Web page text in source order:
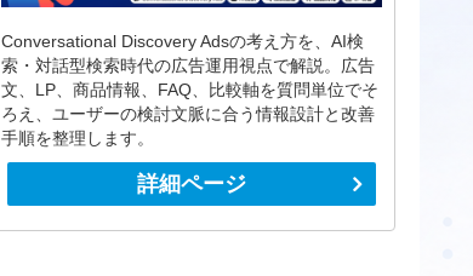
Conversational Discovery Adsの考え方を、AI検
索・対話型検索時代の広告運用視点で解説。広告
文、LP、商品情報、FAQ、比較軸を質問単位でそ
ろえ、ユーザーの検討文脈に合う情報設計と改善
手順を整理します。
詳細ページ